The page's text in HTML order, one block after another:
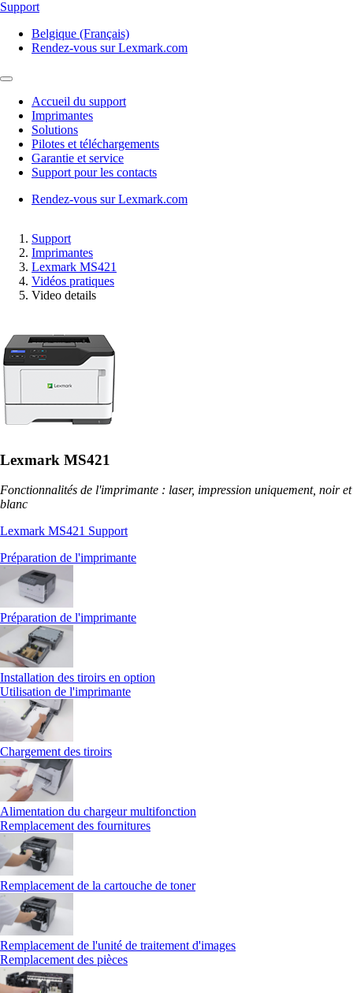
Support
Belgique (Français)
Rendez-vous sur Lexmark.com
Accueil du support
Imprimantes
Solutions
Pilotes et téléchargements
Garantie et service
Support pour les contacts
Rendez-vous sur Lexmark.com
Support
Imprimantes
Lexmark MS421
Vidéos pratiques
Video details
Lexmark MS421
Fonctionnalités de l'imprimante : laser, impression uniquement, noir et
blanc
Lexmark MS421 Support
Préparation de l'imprimante
Préparation de l'imprimante
Installation des tiroirs en option
Utilisation de l'imprimante
Chargement des tiroirs
Alimentation du chargeur multifonction
Remplacement des fournitures
Remplacement de la cartouche de toner
Remplacement de l'unité de traitement d'images
Remplacement des pièces